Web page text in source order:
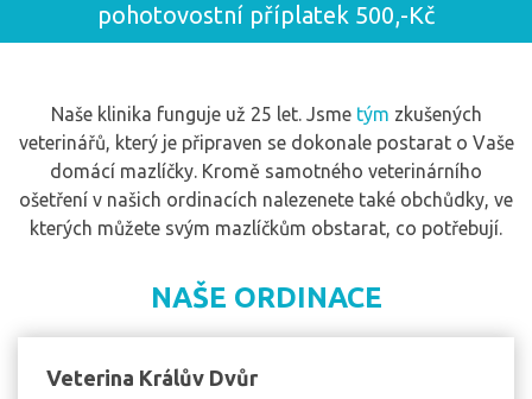
pohotovostní příplatek 500,-Kč
Naše klinika funguje už 25 let. Jsme tým zkušených
veterinářů, který je připraven se dokonale postarat o Vaše
domácí mazlíčky. Kromě samotného veterinárního
ošetření v našich ordinacích nalezenete také obchůdky, ve
kterých můžete svým mazlíčkům obstarat, co potřebují.
NAŠE ORDINACE
Veterina Králův Dvůr